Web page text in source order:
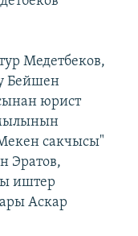
Медетбеков,
Бейшен
юрист
сакчысы"
Эратов,
иштер
Аскар